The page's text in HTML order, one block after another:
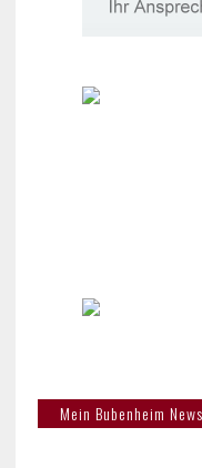
Mein Bubenheim